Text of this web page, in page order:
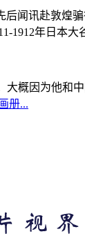
闻讯赴敦煌
年日本大
大概因为他
册...